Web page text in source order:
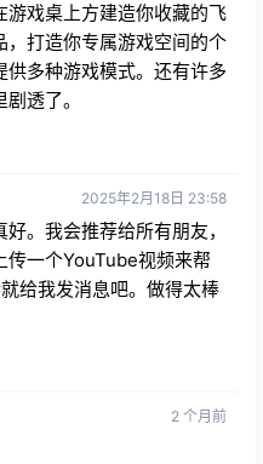
游戏桌上方建造你收藏的飞
打造你专属游戏空间的个
多种游戏模式。还有许多
透了。
2025年2月18日 23:58
。我会推荐给所有朋友，
传一个YouTube视频来帮
给我发消息吧。做得太棒
2 个月前